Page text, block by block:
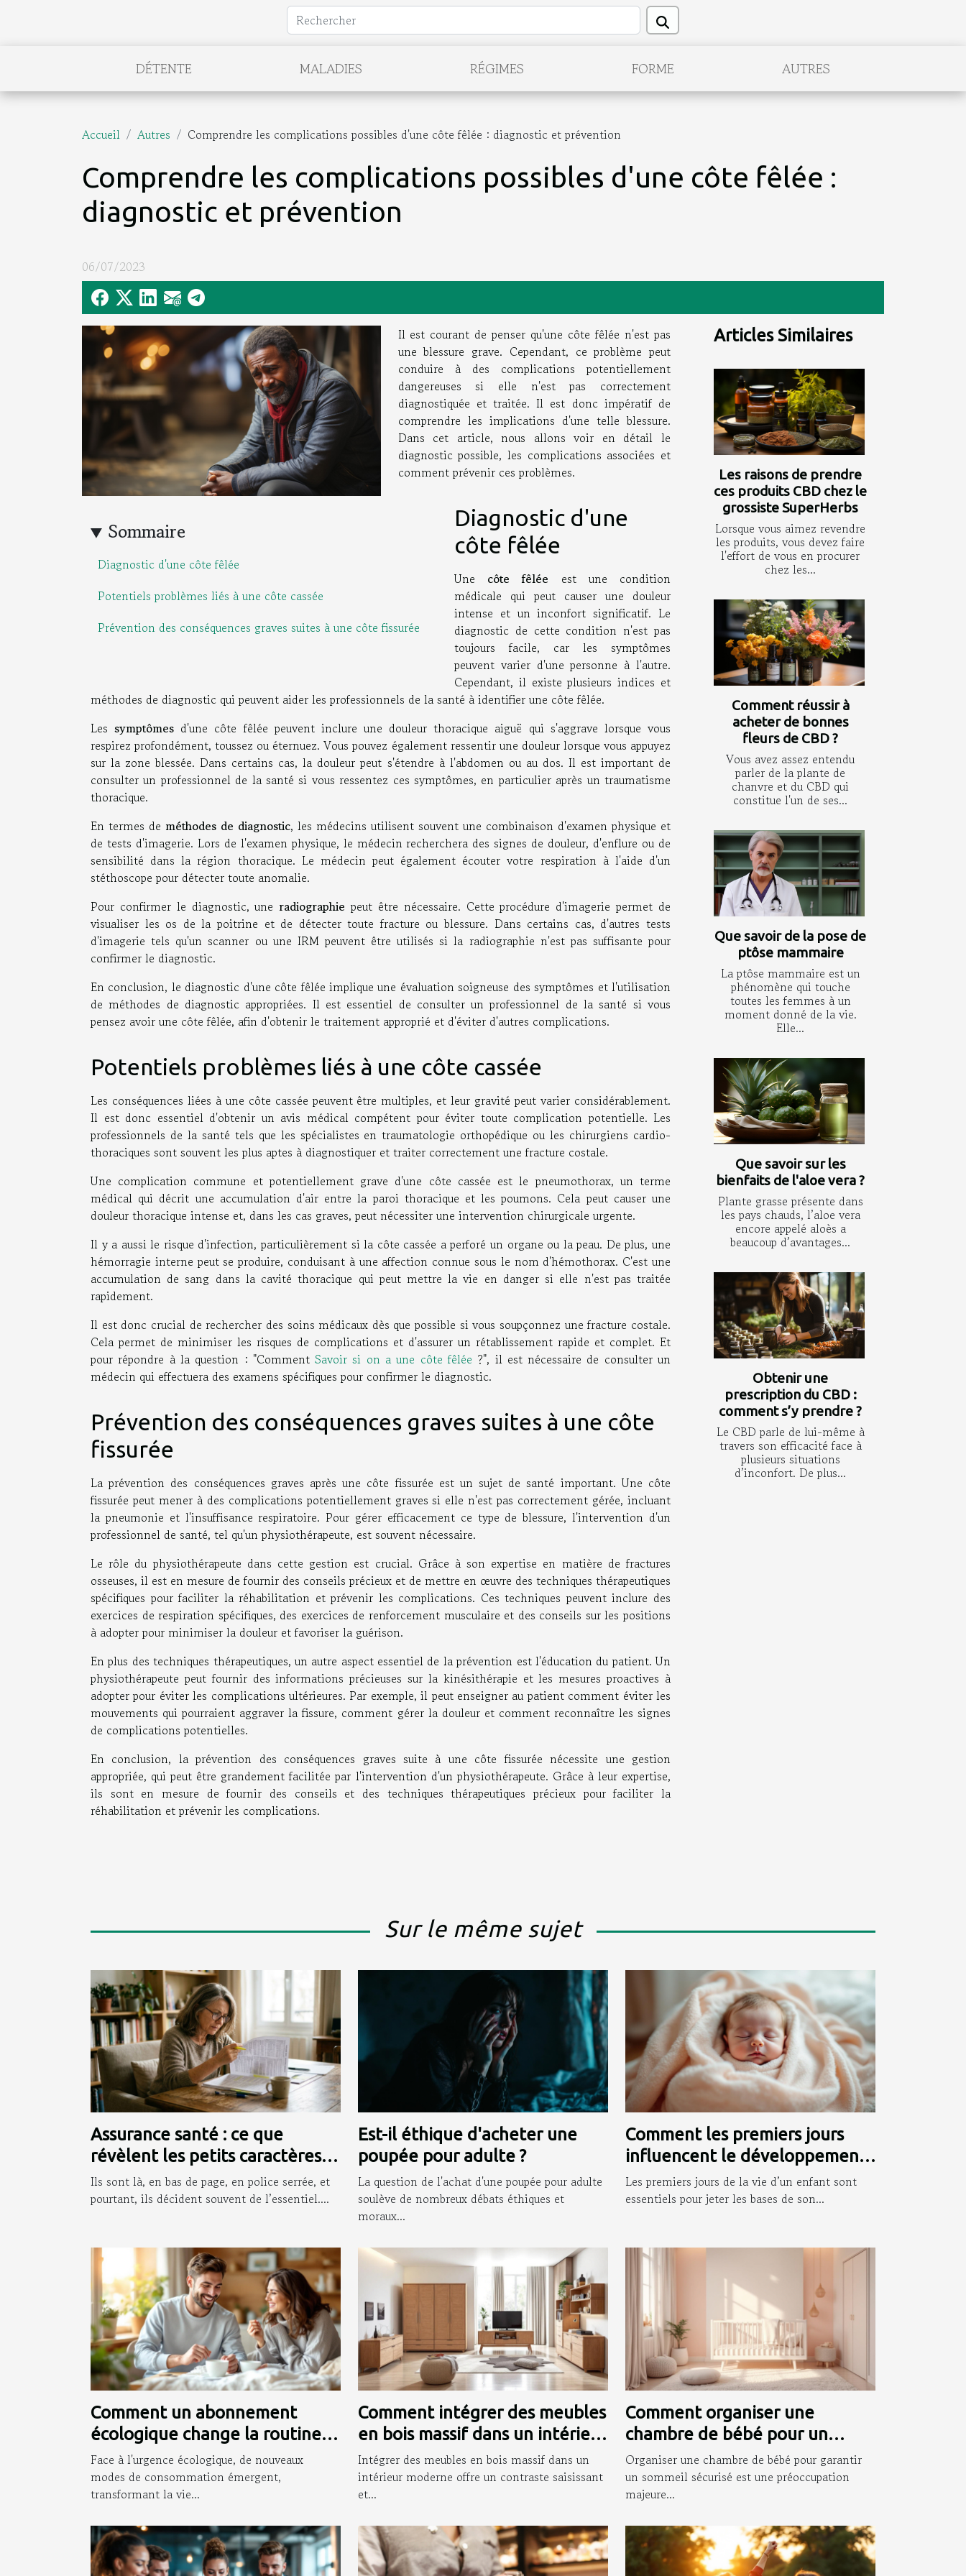
DÉTENTE MALADIES RÉGIMES FORME AUTRES
Accueil Autres Comprendre les complications possibles d'une côte fêlée : diagnostic et prévention
Comprendre les complications possibles d'une côte fêlée :
diagnostic et prévention
06/07/2023
Sommaire
Diagnostic d'une côte fêlée
Potentiels problèmes liés à une côte cassée
Prévention des conséquences graves suites à une côte fissurée
Il est courant de penser qu'une côte fêlée n'est pas
une blessure grave. Cependant, ce problème peut
conduire à des complications potentiellement
dangereuses si elle n'est pas correctement
diagnostiquée et traitée. Il est donc impératif de
comprendre les implications d'une telle blessure.
Dans cet article, nous allons voir en détail le
diagnostic possible, les complications associées et
comment prévenir ces problèmes.
Diagnostic d'une
côte fêlée
Une côte fêlée est une condition
médicale qui peut causer une douleur
intense et un inconfort significatif. Le
diagnostic de cette condition n'est pas
toujours facile, car les symptômes
peuvent varier d'une personne à l'autre.
Cependant, il existe plusieurs indices et
méthodes de diagnostic qui peuvent aider les professionnels de la santé à identifier une côte fêlée.
Lessymptômes d'une côte fêlée peuvent inclure une douleur thoracique aiguë qui s'aggrave lorsque vous
respirez profondément, toussez ou éternuez. Vous pouvez également ressentir une douleur lorsque vous appuyez
sur la zone blessée. Dans certains cas, la douleur peut s'étendre à l'abdomen ou au dos. Il est important de
consulter un professionnel de la santé si vous ressentez ces symptômes, en particulier après un traumatisme
thoracique.
En termes de méthodes de diagnostic, les médecins utilisent souvent une combinaison d'examen physique et
de tests d'imagerie. Lors de l'examen physique, le médecin recherchera des signes de douleur, d'enflure ou de
sensibilité dans la région thoracique. Le médecin peut également écouter votre respiration à l'aide d'un
stéthoscope pour détecter toute anomalie.
Pour confirmer le diagnostic, une radiographie peut être nécessaire. Cette procédure d'imagerie permet de
visualiser les os de la poitrine et de détecter toute fracture ou blessure. Dans certains cas, d'autres tests
d'imagerie tels qu'un scanner ou une IRM peuvent être utilisés si la radiographie n'est pas suffisante pour
confirmer le diagnostic.
En conclusion, le diagnostic d'une côte fêlée implique une évaluation soigneuse des symptômes et l'utilisation
de méthodes de diagnostic appropriées. Il est essentiel de consulter un professionnel de la santé si vous
pensez avoir une côte fêlée, afin d'obtenir le traitement approprié et d'éviter d'autres complications.
Potentiels problèmes liés à une côte cassée
Les conséquences liées à une côte cassée peuvent être multiples, et leur gravité peut varier considérablement.
Il est donc essentiel d'obtenir un avis médical compétent pour éviter toute complication potentielle. Les
professionnels de la santé tels que les spécialistes en traumatologie orthopédique ou les chirurgiens cardio-
thoraciques sont souvent les plus aptes à diagnostiquer et traiter correctement une fracture costale.
Une complication commune et potentiellement grave d'une côte cassée est le pneumothorax, un terme
médical qui décrit une accumulation d'air entre la paroi thoracique et les poumons. Cela peut causer une
douleur thoracique intense et, dans les cas graves, peut nécessiter une intervention chirurgicale urgente.
Il y a aussi le risque d'infection, particulièrement si la côte cassée a perforé un organe ou la peau. De plus, une
hémorragie interne peut se produire, conduisant à une affection connue sous le nom d'hémothorax. C'est une
accumulation de sang dans la cavité thoracique qui peut mettre la vie en danger si elle n'est pas traitée
rapidement.
Il est donc crucial de rechercher des soins médicaux dès que possible si vous soupçonnez une fracture costale.
Cela permet de minimiser les risques de complications et d'assurer un rétablissement rapide et complet. Et
pour répondre à la question : "CommentSavoir si on a une côte fêlée ?", il est nécessaire de consulter un
médecin qui effectuera des examens spécifiques pour confirmer le diagnostic.
Prévention des conséquences graves suites à une côte
fissurée
La prévention des conséquences graves après une côte fissurée est un sujet de santé important. Une côte
fissurée peut mener à des complications potentiellement graves si elle n'est pas correctement gérée, incluant
la pneumonie et l'insuffisance respiratoire. Pour gérer efficacement ce type de blessure, l'intervention d'un
professionnel de santé, tel qu'un physiothérapeute, est souvent nécessaire.
Le rôle du physiothérapeute dans cette gestion est crucial. Grâce à son expertise en matière de fractures
osseuses, il est en mesure de fournir des conseils précieux et de mettre en œuvre des techniques thérapeutiques
spécifiques pour faciliter la réhabilitation et prévenir les complications. Ces techniques peuvent inclure des
exercices de respiration spécifiques, des exercices de renforcement musculaire et des conseils sur les positions
à adopter pour minimiser la douleur et favoriser la guérison.
En plus des techniques thérapeutiques, un autre aspect essentiel de la prévention est l'éducation du patient. Un
physiothérapeute peut fournir des informations précieuses sur la kinésithérapie et les mesures proactives à
adopter pour éviter les complications ultérieures. Par exemple, il peut enseigner au patient comment éviter les
mouvements qui pourraient aggraver la fissure, comment gérer la douleur et comment reconnaître les signes
de complications potentielles.
En conclusion, la prévention des conséquences graves suite à une côte fissurée nécessite une gestion
appropriée, qui peut être grandement facilitée par l'intervention d'un physiothérapeute. Grâce à leur expertise,
ils sont en mesure de fournir des conseils et des techniques thérapeutiques précieux pour faciliter la
réhabilitation et prévenir les complications.
Articles Similaires
Les raisons de prendre
ces produits CBD chez le
grossiste SuperHerbs
Lorsque vous aimez revendre
les produits, vous devez faire
l'effort de vous en procurer
chez les...
Comment réussir à
acheter de bonnes
fleurs de CBD ?
Vous avez assez entendu
parler de la plante de
chanvre et du CBD qui
constitue l'un de ses...
Que savoir de la pose de
ptôse mammaire
La ptôse mammaire est un
phénomène qui touche
toutes les femmes à un
moment donné de la vie.
Elle...
Que savoir sur les
bienfaits de l'aloe vera ?
Plante grasse présente dans
les pays chauds, l’aloe vera
encore appelé aloès a
beaucoup d’avantages...
Obtenir une
prescription du CBD :
comment s’y prendre ?
Le CBD parle de lui-même à
travers son efficacité face à
plusieurs situations
d’inconfort. De plus...
Sur le même sujet
Assurance santé : ce que
révèlent les petits caractères
que personne ne lit
Ils sont là, en bas de page, en police serrée, et
pourtant, ils décident souvent de l’essentiel....
Est-il éthique d'acheter une
poupée pour adulte ?
La question de l'achat d'une poupée pour adulte
soulève de nombreux débats éthiques et
moraux...
Comment les premiers jours
influencent le développement
infantile ?
Les premiers jours de la vie d’un enfant sont
essentiels pour jeter les bases de son...
Comment un abonnement
écologique change la routine
des jeunes parents ?
Face à l'urgence écologique, de nouveaux
modes de consommation émergent,
transformant la vie...
Comment intégrer des meubles
en bois massif dans un intérieur
moderne ?
Intégrer des meubles en bois massif dans un
intérieur moderne offre un contraste saisissant
et...
Comment organiser une
chambre de bébé pour un
sommeil sécurisé ?
Organiser une chambre de bébé pour garantir
un sommeil sécurisé est une préoccupation
majeure...